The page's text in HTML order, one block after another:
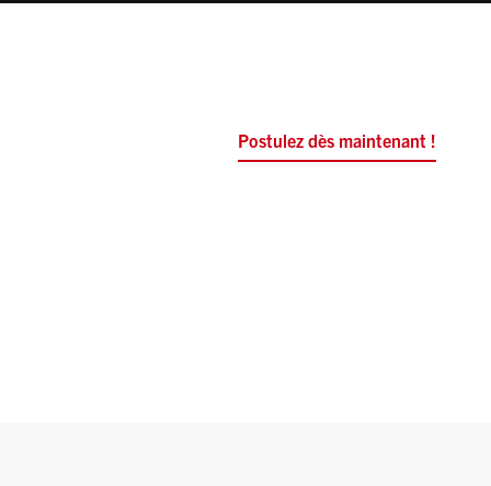
Postulez dès maintenant !